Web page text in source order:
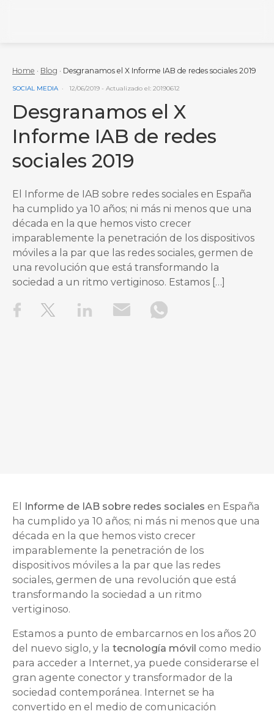
Home · Blog · Desgranamos el X Informe IAB de redes sociales 2019
VER MÁS ENTRADAS DE LA CATEGORÍA
SOCIAL MEDIA 12/06/2019 - Actualizado el: 20190612
Desgranamos el X
Informe IAB de redes
sociales 2019
El Informe de IAB sobre redes sociales en España
ha cumplido ya 10 años; ni más ni menos que una
década en la que hemos visto crecer
imparablemente la penetración de los dispositivos
móviles a la par que las redes sociales, germen de
una revolución que está transformando la
sociedad a un ritmo vertiginoso. Estamos […]
El Informe de IAB sobre redes sociales en España
ha cumplido ya 10 años; ni más ni menos que una
década en la que hemos visto crecer
imparablemente la penetración de los
dispositivos móviles a la par que las redes
sociales, germen de una revolución que está
transformando la sociedad a un ritmo
vertiginoso.
Estamos a punto de embarcarnos en los años 20
del nuevo siglo, y la tecnología móvil como medio
para acceder a Internet, ya puede considerarse el
gran agente conector y transformador de la
sociedad contemporánea. Internet se ha
convertido en el medio de comunicación